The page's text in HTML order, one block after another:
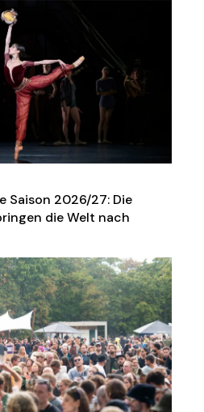
Saison 2026/27: Die
die Welt nach